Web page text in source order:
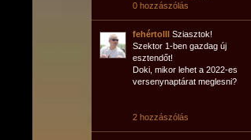
0 hozzászólás
fehértolll Sziasztok!
Szektor 1-ben gazdag új
esztendőt!
Doki, mikor lehet a 2022-es
versenynaptárat meglesni?
2 hozzászólás